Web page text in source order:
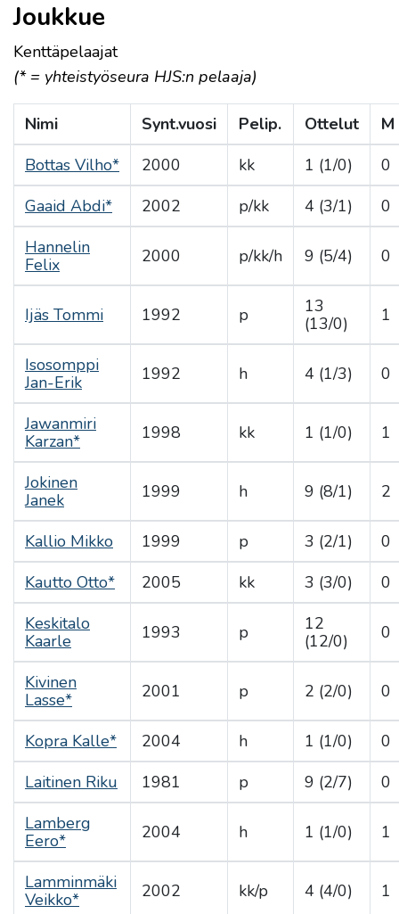
Joukkue
Kenttäpelaajat
(* = yhteistyöseura HJS:n pelaaja)
Nimi Synt.vuosi Pelip. Ottelut
M
Bottas Vilho*
2000 kk 1 (1/0)
0
Gaaid Abdi*
2002 p/kk 4 (3/1)
0
Hannelin
Felix
2000 p/kk/h 9 (5/4) 0
Ijäs Tommi 1992 p
13
(13/0)
1
Isosomppi
Jan-Erik
1992 h 4 (1/3) 0
Jawanmiri
Karzan*
1998 kk 1 (1/0) 1
Jokinen
Janek
1999 h 9 (8/1) 2
Kallio Mikko 1999 p 3 (2/1)
0
Kautto Otto*
2005 kk 3 (3/0)
0
Keskitalo
Kaarle
1993 p
12
(12/0)
0
Kivinen
Lasse*
2001 p 2 (2/0) 0
Kopra Kalle* 2004 h 1 (1/0)
0
Laitinen Riku
1981 p 9 (2/7)
0
Lamberg
Eero*
2004 h 1 (1/0) 1
Lamminmäki
Veikko*
2002 kk/p 4 (4/0) 1